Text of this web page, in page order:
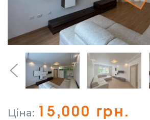
Ціна: 15,000 грн.